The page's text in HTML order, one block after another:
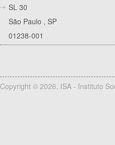
SL 30
São Paulo , SP
01238-001
Copyright © 2026, ISA - Instituto